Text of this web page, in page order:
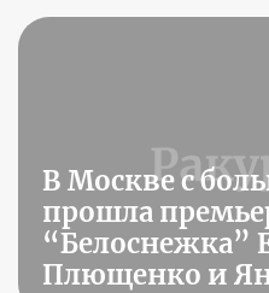
В Москве с
прошла
“Белоснежка”
Плющенко и